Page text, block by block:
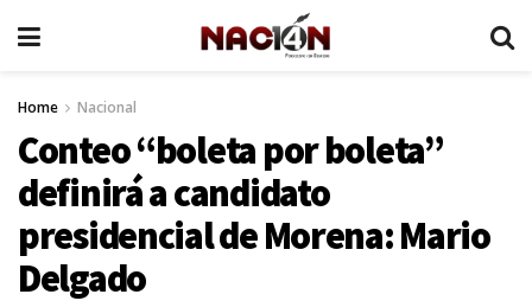
Home Nacional
Conteo “boleta por boleta”
definirá a candidato
presidencial de Morena: Mario
Delgado